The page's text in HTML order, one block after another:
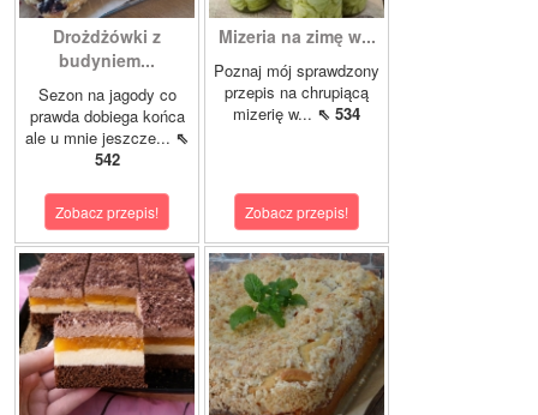
Drożdżówki z
budyniem...
Sezon na jagody co
prawda dobiega końca
ale u mnie jeszcze... ⇖
542
Zobacz przepis!
Mizeria na zimę w...
Poznaj mój sprawdzony
przepis na chrupiącą
mizerię w... ⇖ 534
Zobacz przepis!